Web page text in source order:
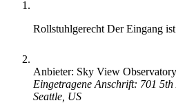
Rollstuhlgerecht Der Eingang
Anbieter: Sky View Observatory
Eingetragene Anschrift: 701 5th
Seattle, US